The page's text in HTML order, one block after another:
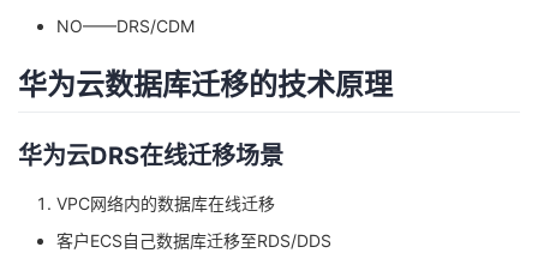
NO——DRS/CDM
华为云数据库迁移的技术原理
华为云DRS在线迁移场景
VPC网络内的数据库在线迁移
客户ECS自己数据库迁移至RDS/DDS